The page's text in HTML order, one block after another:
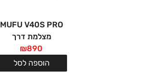
MUFU V40S PRO
מצלמת דרך
₪890
הוספה לסל